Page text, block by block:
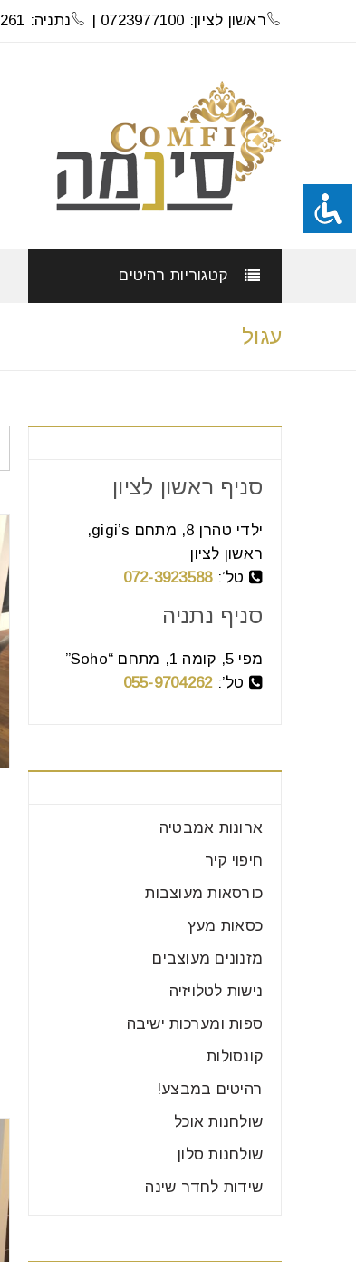
ראשון לציון: 0723977100 | נתניה: 0559704261
קטגוריות רהיטים
עגול
סניף ראשון לציון
ילדי טהרן 8, מתחם gigi’s,
ראשון לציון
טל’:072-3923588
סניף נתניה
מפי 5, קומה 1, מתחם “Soho”
טל’:055-9704262
ארונות אמבטיה
חיפוי קיר
כורסאות מעוצבות
כסאות מעץ
מזנונים מעוצבים
נישות לטלויזיה
ספות ומערכות ישיבה
קונסולות
רהיטים במבצע!
שולחנות אוכל
שולחנות סלון
שידות לחדר שינה